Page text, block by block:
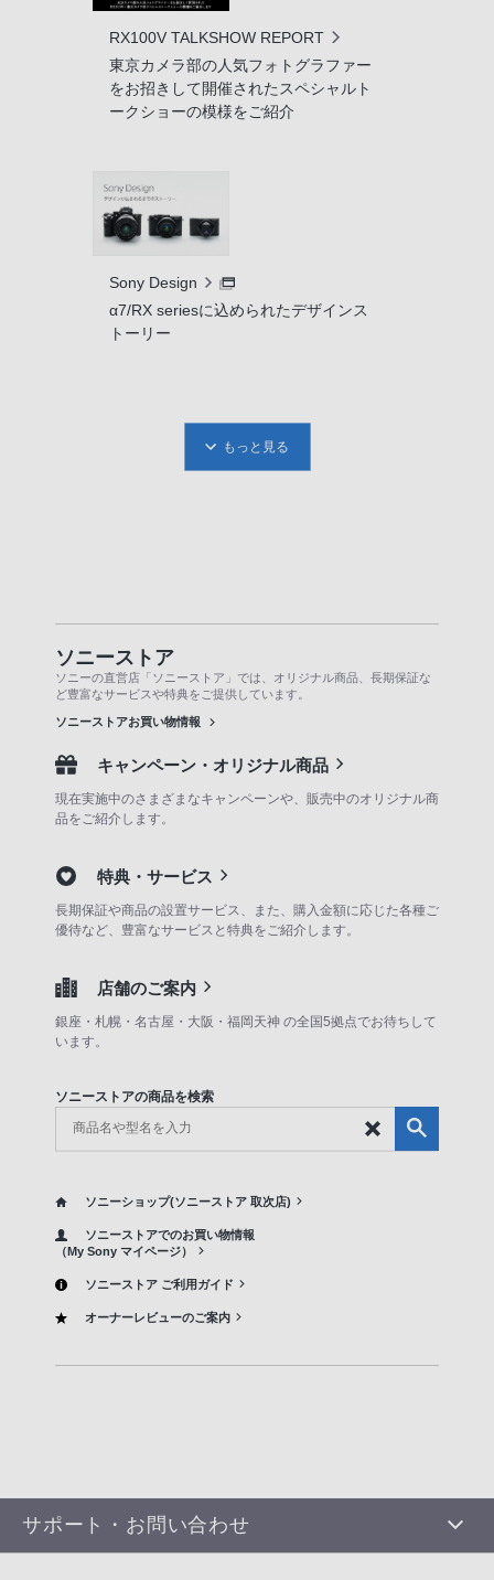
RX100V TALKSHOW REPORT
東京カメラ部の人気フォトグラファー
をお招きして開催されたスペシャルト
ークショーの模様をご紹介
Sony Design
α7/RX seriesに込められたデザインス
トーリー
もっと見る
ソニーストア
ソニーの直営店「ソニーストア」では、オリジナル商品、長期保証な
ど豊富なサービスや特典をご提供しています。
ソニーストアお買い物情報
キャンペーン・オリジナル商品
現在実施中のさまざまなキャンペーンや、販売中のオリジナル商
品をご紹介します。
特典・サービス
長期保証や商品の設置サービス、また、購入金額に応じた各種ご
優待など、豊富なサービスと特典をご紹介します。
店舗のご案内
銀座・札幌・名古屋・大阪・福岡天神 の全国5拠点でお待ちして
います。
ソニーストアの商品を検索
ソニーショップ(ソニーストア 取次店)
ソニーストアでのお買い物情報
（My Sony マイページ）
ソニーストア ご利用ガイド
オーナーレビューのご案内
サポート・お問い合わせ